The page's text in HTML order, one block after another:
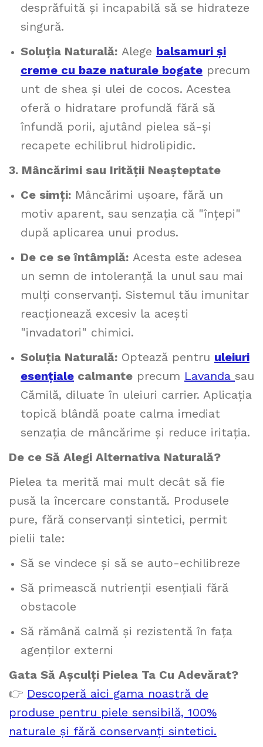
desprăfuită și incapabilă să se hidrateze
singură.
Soluția Naturală: Alege balsamuri și
creme cu baze naturale bogate precum
unt de shea și ulei de cocos. Acestea
oferă o hidratare profundă fără să
înfundă porii, ajutând pielea să-și
recapete echilibrul hidrolipidic.
3. Mâncărimi sau Irității Neașteptate
Ce simți: Mâncărimi ușoare, fără un
motiv aparent, sau senzația că "înțepi"
după aplicarea unui produs.
De ce se întâmplă: Acesta este adesea
un semn de intoleranță la unul sau mai
mulți conservanți. Sistemul tău imunitar
reacționează excesiv la acești
"invadatori" chimici.
Soluția Naturală: Optează pentru uleiuri
esențiale calmante precum Lavanda sau
Cămilă, diluate în uleiuri carrier. Aplicația
topică blândă poate calma imediat
senzația de mâncărime și reduce iritația.
De ce Să Alegi Alternativa Naturală?
Pielea ta merită mai mult decât să fie
pusă la încercare constantă. Produsele
pure, fără conservanți sintetici, permit
pielii tale:
Să se vindece și să se auto-echilibreze
Să primească nutrienții esențiali fără
obstacole
Să rămână calmă și rezistentă în fața
agenților externi
Gata Să Așculți Pielea Ta Cu Adevărat?
👉 Descoperă aici gama noastră de
produse pentru piele sensibilă, 100%
naturale și fără conservanți sintetici.